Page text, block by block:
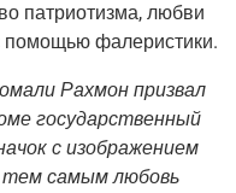
пат­ри­о­тиз­ма, люб­ви
помо­щью фалеристики.
Рах­мон при­звал
госу­дар­ствен­ный
с изоб­ра­же­ни­ем
тем самым любовь